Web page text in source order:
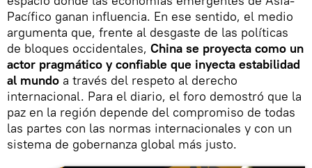
Pacífico ganan influencia. En ese sentido, el medio
argumenta que, frente al desgaste de las políticas
de bloques occidentales, China se proyecta como un
actor pragmático y confiable que inyecta estabilidad
al mundo a través del respeto al derecho
internacional. Para el diario, el foro demostró que la
paz en la región depende del compromiso de todas
las partes con las normas internacionales y con un
sistema de gobernanza global más justo.